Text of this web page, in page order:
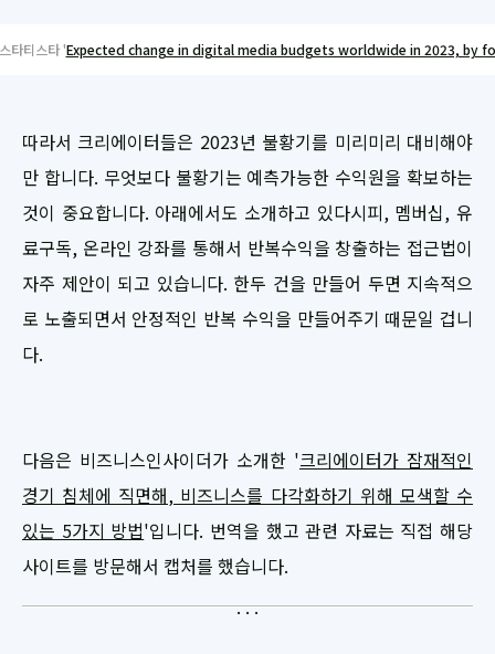
타티스타 'Expected change in digital media budgets worldwide in 2023, by
따라서 크리에이터들은 2023년 불황기를 미리미리 대비해야
만 합니다. 무엇보다 불황기는 예측가능한 수익원을 확보하는
것이 중요합니다. 아래에서도 소개하고 있다시피, 멤버십, 유
료구독, 온라인 강좌를 통해서 반복수익을 창출하는 접근법이
자주 제안이 되고 있습니다. 한두 건을 만들어 두면 지속적으
로 노출되면서 안정적인 반복 수익을 만들어주기 때문일 겁니
다.
다음은 비즈니스인사이더가 소개한 '크리에이터가 잠재적인
경기 침체에 직면해, 비즈니스를 다각화하기 위해 모색할 수
있는 5가지 방법'입니다. 번역을 했고 관련 자료는 직접 해당
사이트를 방문해서 캡처를 했습니다.